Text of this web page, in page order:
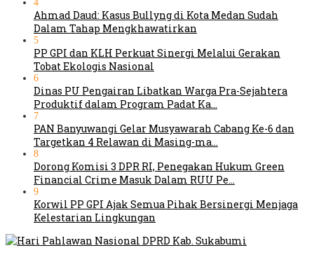
4
Ahmad Daud: Kasus Bullyng di Kota Medan Sudah
Dalam Tahap Mengkhawatirkan
5
PP GPI dan KLH Perkuat Sinergi Melalui Gerakan
Tobat Ekologis Nasional
6
Dinas PU Pengairan Libatkan Warga Pra-Sejahtera
Produktif dalam Program Padat Ka…
7
PAN Banyuwangi Gelar Musyawarah Cabang Ke-6 dan
Targetkan 4 Relawan di Masing-ma…
8
Dorong Komisi 3 DPR RI, Penegakan Hukum Green
Financial Crime Masuk Dalam RUU Pe…
9
Korwil PP GPI Ajak Semua Pihak Bersinergi Menjaga
Kelestarian Lingkungan